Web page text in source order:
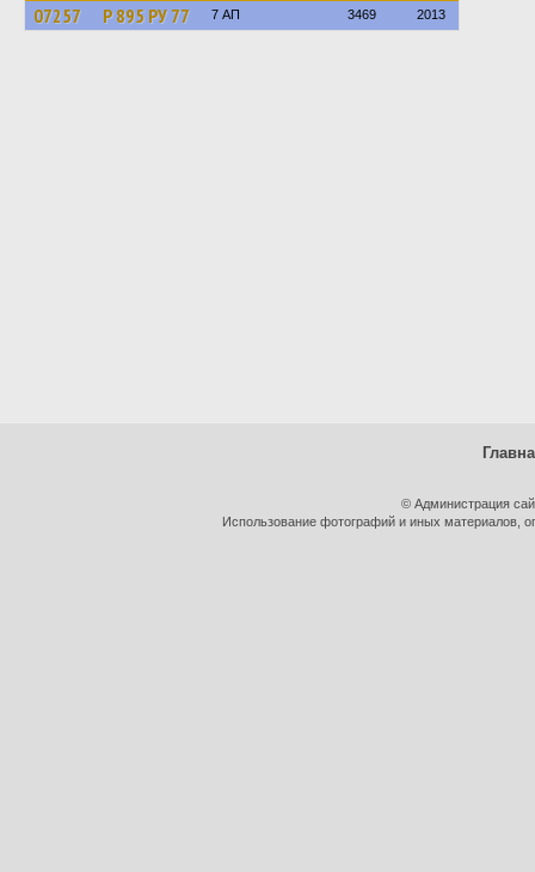
07257 Р 895 РУ 77 7 АП 3469 2013
© Администрация
Использование фотографий и иных материалов,